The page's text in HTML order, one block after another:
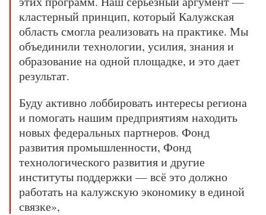
кластерный принцип, который Калужская
область смогла реализовать на практике. Мы
объединили технологии, усилия, знания и
образование на одной площадке, и это дает
результат.
Буду активно лоббировать интересы региона
и помогать нашим предприятиям находить
новых федеральных партнеров. Фонд
развития промышленности, Фонд
технологического развития и другие
институты поддержки — всё это должно
работать на калужскую экономику в единой
связке»,